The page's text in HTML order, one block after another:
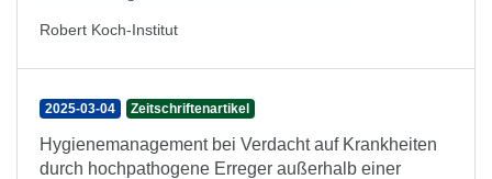
Robert Koch-Institut
2025-03-04 Zeitschriftenartikel
Hygienemanagement bei Verdacht auf Krankheiten
durch hochpathogene Erreger außerhalb einer